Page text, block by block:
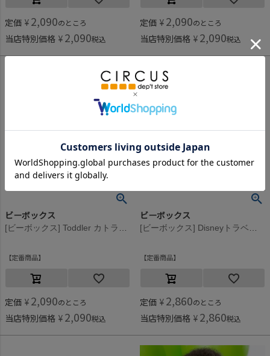
定価 ¥ 2,090のところ
当店特別価格 ¥ 2,090税込
定価 ¥ 2,090のところ
当店特別価格 ¥ 2,090税込
ビーボックス
[ビーボックス] Toddler カトラリー オーシャンブリーズ
定番商品
定価 ¥ 2,090のところ
当店特別価格 ¥ 2,090税込
ビーボックス
[ビーボックス] Disneyトラベルビブ LightningMcQueen
定番商品
定価 ¥ 2,860のところ
当店特別価格 ¥ 2,860税込